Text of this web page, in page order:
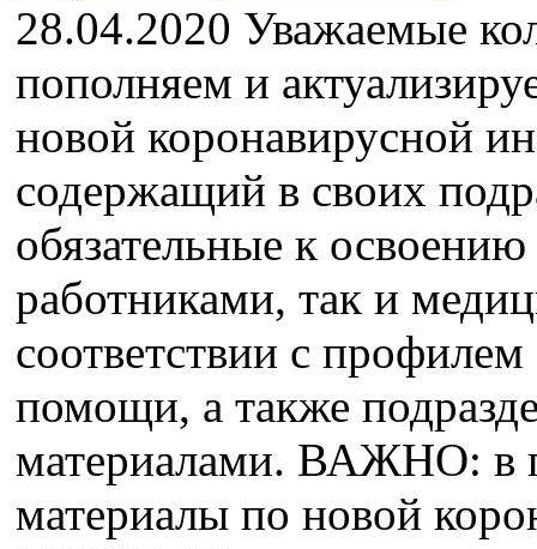
28.04.2020 Уважаемые
пополняем и
новой коронавирусной
содержащий в своих
обязательные к
работниками, так и
соответствии с
помощи, а также
материалами. ВАЖНО: в
материалы по новой